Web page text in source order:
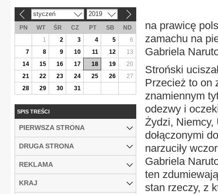
na prawicę
zamachu na
Gabriela
Stroński
Przecież to on
znamiennym
odezwy i
Żydzi, Niemcy,
dołączonymi
narzuciły
Gabriela
ten
stan rzeczy, z
styczeń 2019
PN WT ŚR CZ PT SB
ND
1
2 3 4 5
6
7
8 9 10 11 12
13
14
15 16 17 18 19
20
21
22 23 24 25 26
27
28
29 30 31
SPIS TREŚCI
PIERWSZA STRONA
DRUGA STRONA
REKLAMA
KRAJ